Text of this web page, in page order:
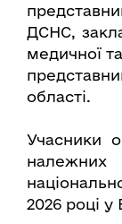
ДСНС,
медичної
області.
Учасники
2026 році у